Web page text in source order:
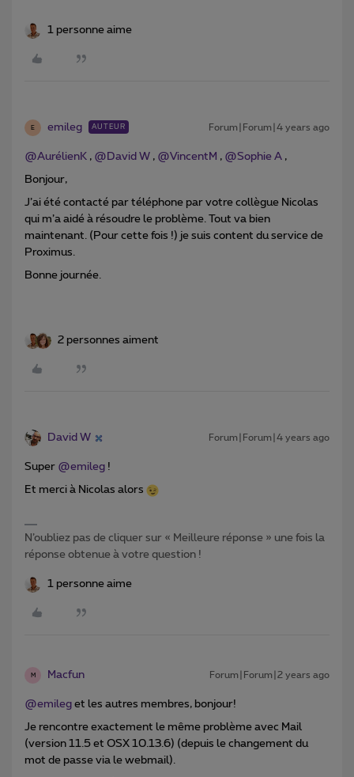
1 personne aime
E emileg AUTEUR Forum|Forum|4 years ago
@AurélienK , @David W , @VincentM , @Sophie A ,
Bonjour,
J’ai été contacté par téléphone par votre collègue Nicolas
qui m’a aidé à résoudre le problème. Tout va bien
maintenant. (Pour cette fois !) je suis content du service de
Proximus.
Bonne journée.
2 personnes aiment
David W Forum|Forum|4 years ago
Super @emileg !
Et merci à Nicolas alors
N’oubliez pas de cliquer sur « Meilleure réponse » une fois la
réponse obtenue à votre question !
1 personne aime
M Macfun Forum|Forum|2 years ago
@emileg et les autres membres, bonjour!
Je rencontre exactement le même problème avec Mail
(version 11.5 et OSX 10.13.6) (depuis le changement du
mot de passe via le webmail).